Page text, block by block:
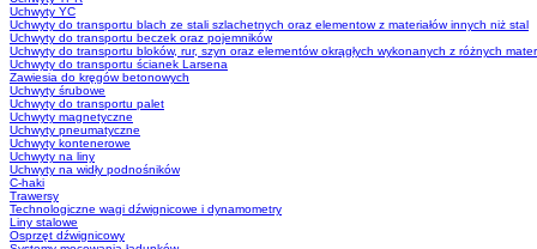
Uchwyty YC
Uchwyty do transportu blach ze stali szlachetnych oraz elementow z materiałów innych niż stal
Uchwyty do transportu beczek oraz pojemników
Uchwyty do transportu bloków, rur, szyn oraz elementów okrągłych wykonanych z różnych
Uchwyty do transportu ścianek Larsena
Zawiesia do kręgów betonowych
Uchwyty śrubowe
Uchwyty do transportu palet
Uchwyty magnetyczne
Uchwyty pneumatyczne
Uchwyty kontenerowe
Uchwyty na liny
Uchwyty na widły podnośników
C-haki
Trawersy
Technologiczne wagi dźwignicowe i dynamometry
Liny stalowe
Osprzęt dźwignicowy